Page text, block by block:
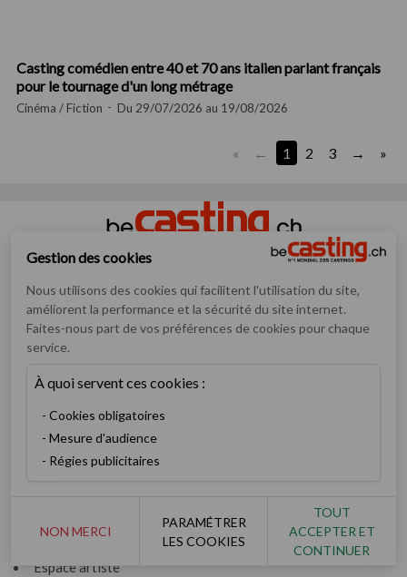
Casting comédien entre 40 et 70 ans italien parlant français
pour le tournage d'un long métrage
Cinéma / Fiction Du 29/07/2026 au 19/08/2026
« 1 2 3 »
Numéro un mondial des annonces de casting pour artistes
débutants ou confirmés
Casting
Inscription
Devenez membre V.I.P
Enfants & ados
Devenez recruteur
Rechercher un artiste
Les derniers books
Espace artiste
Gestion des cookies
Nous utilisons des cookies qui facilitent l'utilisation du site,
améliorent la performance et la sécurité du site internet.
Faites-nous part de vos préférences de cookies pour chaque
service.
À quoi servent ces cookies :
Cookies obligatoires
Mesure d'audience
Régies publicitaires
NON MERCI
PARAMÉTRER
LES COOKIES
TOUT
ACCEPTER ET
CONTINUER